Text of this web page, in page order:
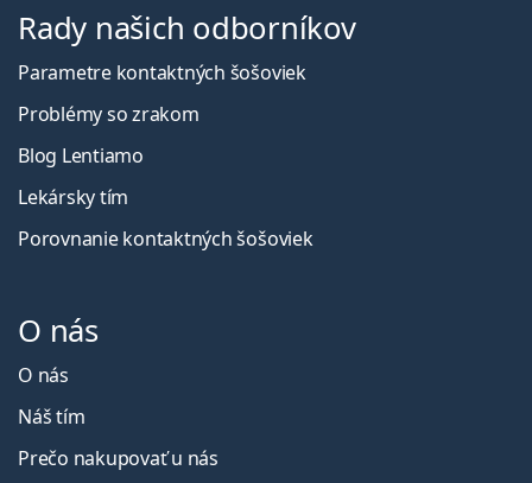
Rady našich odborníkov
Parametre kontaktných šošoviek
Problémy so zrakom
Blog Lentiamo
Lekársky tím
Porovnanie kontaktných šošoviek
O nás
O nás
Náš tím
Prečo nakupovať u nás